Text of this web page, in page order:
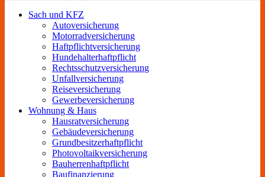
Sach und KFZ
Autoversicherung
Motorradversicherung
Haftpflichtversicherung
Hundehalterhaftpflicht
Rechtsschutzversicherung
Unfallversicherung
Reiseversicherung
Gewerbeversicherung
Wohnung & Haus
Hausratversicherung
Gebäudeversicherung
Grundbesitzerhaftpflicht
Photovoltaikversicherung
Bauherrenhaftpflicht
Baufinanzierung